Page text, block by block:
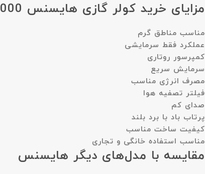
مزایای خرید کولر گازی هایسنس 24000 مدل AS-24CF4SBFKA00
مناسب مناطق گرم
عملکرد فقط سرمایشی
کمپرسور روتاری
سرمایش سریع
مصرف انرژی مناسب
فیلتر تصفیه هوا
صدای کم
پرتاب باد با برد بلند
کیفیت ساخت مناسب
مناسب استفاده خانگی و تجاری
مقایسه با مدل‌های دیگر هایسنس